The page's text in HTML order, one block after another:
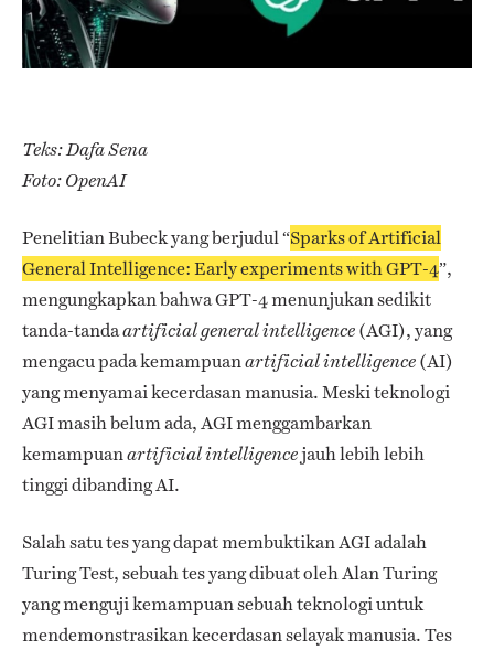
Teks: Dafa Sena
Foto: OpenAI
Penelitian Bubeck yang berjudul “Sparks of Artificial
General Intelligence: Early experiments with GPT-4”,
mengungkapkan bahwa GPT-4 menunjukan sedikit
tanda-tandaartificial general intelligence (AGI), yang
mengacu pada kemampuanartificial intelligence (AI)
yang menyamai kecerdasan manusia. Meski teknologi
AGI masih belum ada, AGI menggambarkan
kemampuanartificial intelligencejauh lebih lebih
tinggi dibanding AI.
Salah satu tes yang dapat membuktikan AGI adalah
Turing Test, sebuah tes yang dibuat oleh Alan Turing
yang menguji kemampuan sebuah teknologi untuk
mendemonstrasikan kecerdasan selayak manusia. Tes